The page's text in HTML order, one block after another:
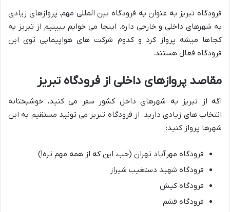
فرودگاه تبریز به عنوان یه فرودگاه بین المللی مهم، پروازهای زیادی
به شهرهای داخلی و خارجی داره. اینجا می خوایم ببینیم از تبریز به
کجاها میشه پرواز کرد و کدوم شرکت های هواپیمایی توی این
فرودگاه فعال هستند.
مقاصد پروازهای داخلی از فرودگاه تبریز
اگه از تبریز به شهرهای داخل کشور سفر می کنید، خوشبختانه
انتخاب های زیادی دارید. از فرودگاه تبریز می تونید مستقیم به این
شهرها پرواز کنید:
فرودگاه مهرآباد تهران (خب، این که از همه مهم تره!)
فرودگاه شهید دستغیب شیراز
فرودگاه کیش
فرودگاه قشم